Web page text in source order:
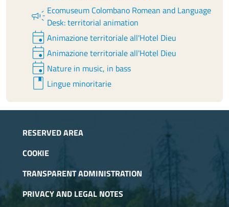
campaign Ecomuseum Colombano Romean and Language
Desk: territorial animation
event Animazione territoriale all'Hotel Dieu
event Animazione territoriale all'Hotel Dieu
event Nature in music, in bass
book Lingue minoritarie
RESERVED AREA
COOKIE
TRANSPARENT ADMINISTRATION
PRIVACY AND LEGAL NOTES